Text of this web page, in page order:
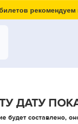
ДАТУ
будет составлено,